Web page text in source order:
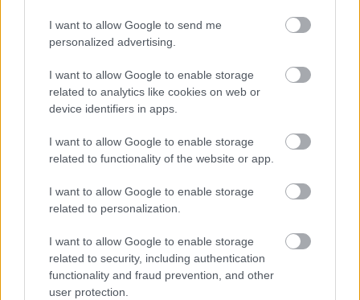
I want to allow Google to send me
personalized advertising.
I want to allow Google to enable storage
related to analytics like cookies on web or
device identifiers in apps.
I want to allow Google to enable storage
related to functionality of the website or app.
I want to allow Google to enable storage
related to personalization.
I want to allow Google to enable storage
related to security, including authentication
functionality and fraud prevention, and other
user protection.
tánczenében is alaposan elmerült egy „netflix & chill
stílusú” átdolgozást készített, ezt
video-dj két változata zárja a kiadványt, ő több
sikeres európai Pride fellépés és számos remix
,Lakatos Márk ,Nótár Mary
Island Of Promise
ból, verziójából radio edit is született. A Belaunál
alapvetően megcélzott „napsütötte életérzés” ezekre
a változatokra is tökéletes illik és mi tagadás jól is
jön egy kis napfényes zene január közepén.
a január 27-i élőben négyfős formációvá bővülő
Belau-bemutatkozás aCom Truiseelőzenekaraként
lesz az A38-on,Facebook-eseményoldal